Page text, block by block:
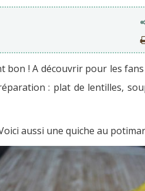
bon ! A découvrir pour les
: plat de lentilles,
aussi une quiche au